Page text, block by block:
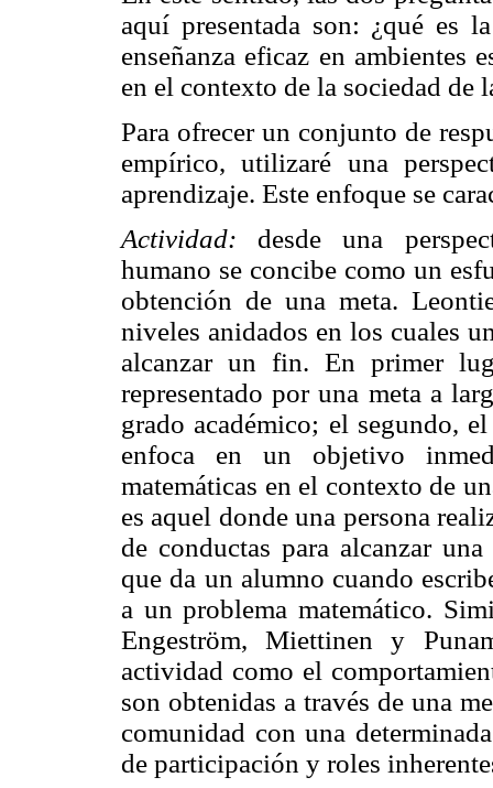
aquí presentada son: ¿qué es
enseñanza eficaz en ambientes
en el contexto de la sociedad de
Para ofrecer un conjunto de
empírico, utilizaré una
aprendizaje. Este enfoque se
Actividad: desde una
humano se concibe como un
obtención de una meta.
niveles anidados en los cuales
alcanzar un fin. En primer
representado por una meta a
grado académico; el segundo,
enfoca en un objetivo
matemáticas en el contexto de
es aquel donde una persona
de conductas para alcanzar
que da un alumno cuando
a un problema matemático.
Engeström, Miettinen y
actividad como el
son obtenidas a través de una
comunidad con una
de participación y roles